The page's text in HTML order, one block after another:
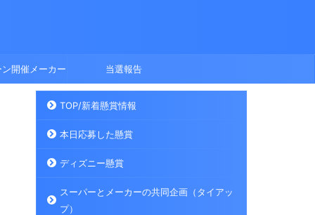
開催メーカー 当選報告
TOP/新着懸賞情報
本日応募した懸賞
ディズニー懸賞
スーパーとメーカーの共同企画（タイアッ
プ）